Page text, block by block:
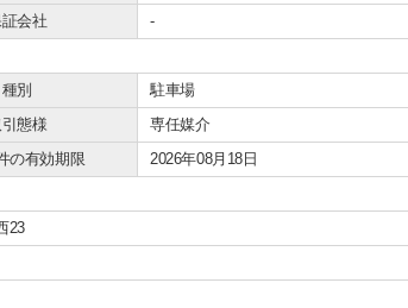
会社
-
種別
駐車場
態様
専任媒介
の有効期限
2026年08月18日
23